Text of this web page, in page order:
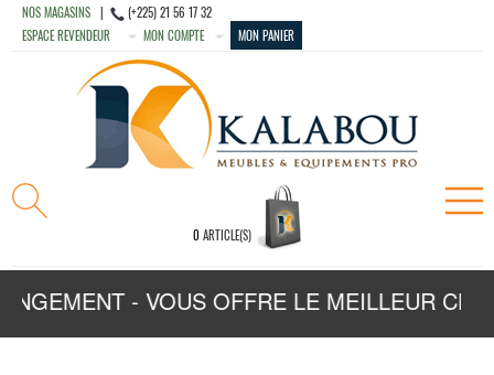
NOS MAGASINS |
(+225) 21 56 17 32
ESPACE REVENDEUR
MON COMPTE MON PANIER
0 ARTICLE(S)
- VOUS OFFRE LE MEILLEUR